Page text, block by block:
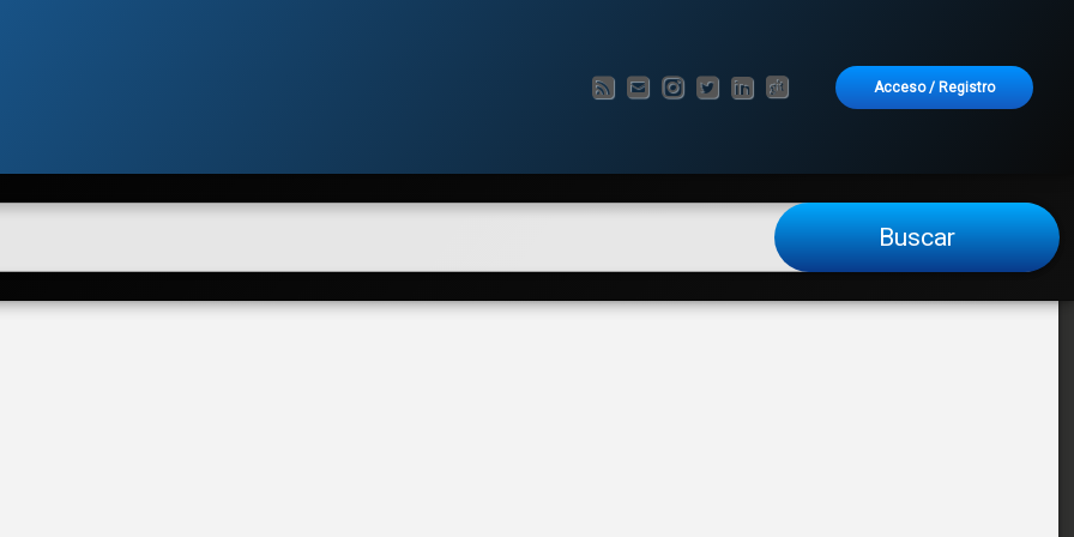
RSSCorreo electrónico
Instagram
TwitterLinkedIn
GitHub Acceso/ Registro